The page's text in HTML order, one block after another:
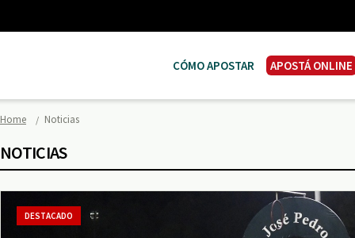
CÓMO APOSTAR APOSTÁ ONLINE
Home Noticias
NOTICIAS
DESTACADO